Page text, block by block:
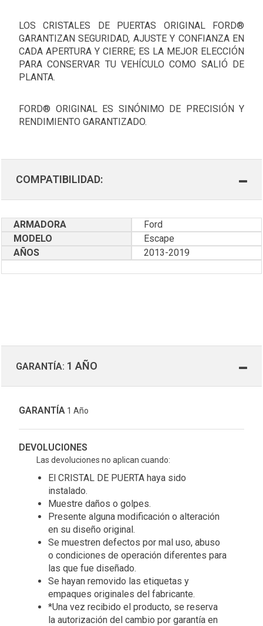
LOS CRISTALES DE PUERTAS ORIGINAL FORD®
GARANTIZAN SEGURIDAD, AJUSTE Y CONFIANZA EN
CADA APERTURA Y CIERRE; ES LA MEJOR ELECCIÓN
PARA CONSERVAR TU VEHÍCULO COMO SALIÓ DE
PLANTA.
FORD® ORIGINAL ES SINÓNIMO DE PRECISIÓN Y
RENDIMIENTO GARANTIZADO.
COMPATIBILIDAD:
ARMADORA
Ford
MODELO
Escape
AÑOS
2013-2019
GARANTÍA: 1 AÑO
GARANTÍA 1 Año
DEVOLUCIONES
Las devoluciones no aplican cuando:
El CRISTAL DE PUERTA haya sido
instalado.
Muestre daños o golpes.
Presente alguna modificación o alteración
en su diseño original.
Se muestren defectos por mal uso, abuso
o condiciones de operación diferentes para
las que fue diseñado.
Se hayan removido las etiquetas y
empaques originales del fabricante.
*Una vez recibido el producto, se reserva
la autorización del cambio por garantía en